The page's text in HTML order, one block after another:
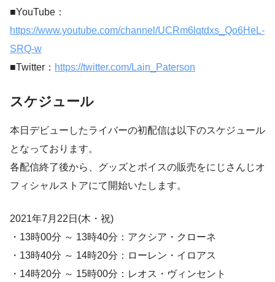
■YouTube：
https://www.youtube.com/channel/UCRm6lqtdxs_Qo6HeL-
SRQ-w
■Twitter： https://twitter.com/Lain_Paterson
スケジュール
本日デビューしたライバーの初配信は以下のスケジュール
となっております。
各配信終了後から、グッズとボイスの販売をにじさんじオ
フィシャルストアにて開始いたします。
2021年7月22日(木・祝)
・13時00分 ～ 13時40分：アクシア・クローネ
・13時40分 ～ 14時20分：ローレン・イロアス
・14時20分 ～ 15時00分：レオス・ヴィンセント